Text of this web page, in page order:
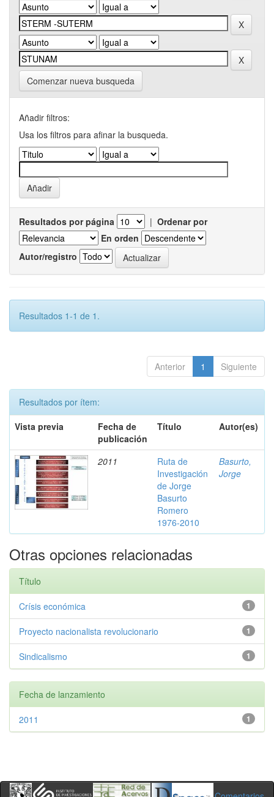
Comenzar nueva busqueda
Añadir filtros:
Usa los filtros para afinar la busqueda.
Resultados por página | Ordenar por
En orden
Autor/registro
Resultados 1-1 de 1.
Anterior 1 Siguiente
Resultados por ítem:
Vista previa
Fecha de
publicación
Título Autor(es)
2011
Ruta de
Investigación
de Jorge
Basurto
Romero
1976-2010
Basurto,
Jorge
Otras opciones relacionadas
Título
1
Crísis económica
1
Proyecto nacionalista revolucionario
1
Sindicalismo
Fecha de lanzamiento
1
2011